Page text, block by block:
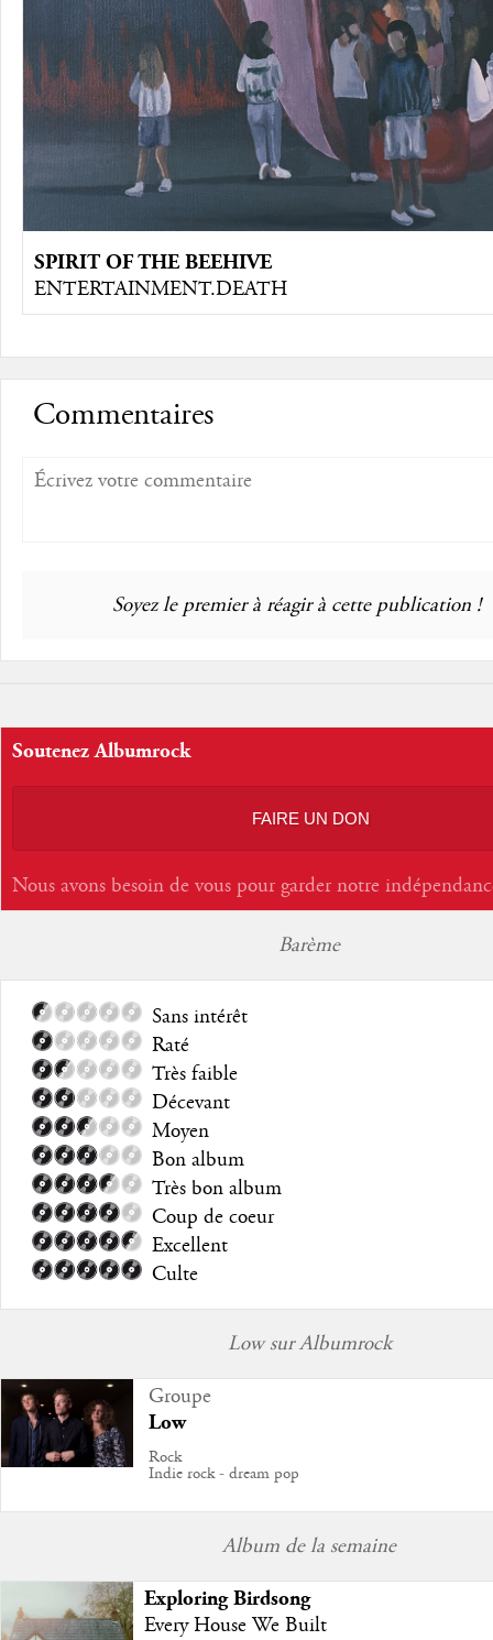
SPIRIT OF THE BEEHIVE
ENTERTAINMENT.DEATH
Commentaires
Soyez le premier à réagir à cette publication !
Soutenez Albumrock
FAIRE UN DON
Nous avons besoin de vous pour garder notre
Barème
Sans intérêt
Raté
Très faible
Décevant
Moyen
Bon album
Très bon album
Coup de coeur
Excellent
Culte
Low sur Albumrock
Groupe
Low
Rock
Indie rock - dream pop
Album de la semaine
Exploring Birdsong
Every House We Built